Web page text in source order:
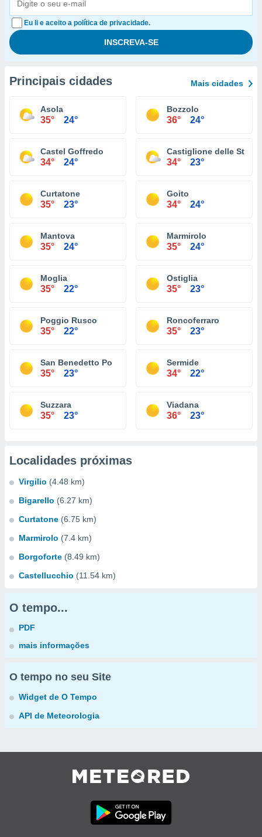
Eu li e aceito a política de privacidade.
Principais cidades Mais cidades
Asola
35° 24°
Bozzolo
36° 24°
Castel Goffredo
34° 24°
Castiglione delle
34° 23°
Curtatone
35° 23°
Goito
34° 24°
Mantova
35° 24°
Marmirolo
35° 24°
Moglia
35° 22°
Ostiglia
35° 23°
Poggio Rusco
35° 22°
Roncoferraro
35° 23°
San Benedetto Po
35° 23°
Sermide
34° 22°
Suzzara
35° 23°
Viadana
36° 23°
Localidades próximas
Virgilio (4.48 km)
Bigarello (6.27 km)
Curtatone (6.75 km)
Marmirolo (7.4 km)
Borgoforte (8.49 km)
Castellucchio (11.54 km)
O tempo...
PDF
mais informações
O tempo no seu Site
Widget de O Tempo
API de Meteorologia